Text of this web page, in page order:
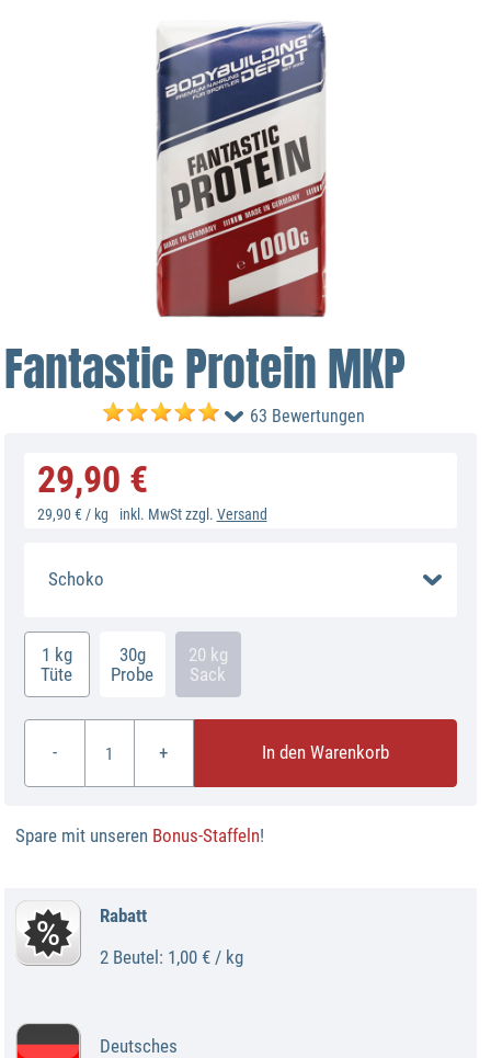
Fantastic Protein MKP
63 Bewertungen
29,90 €
29,90 € / kg inkl. MwSt zzgl. Versand
Schoko
1 kg
Tüte
30g
Probe
20 kg
Sack
- + In den Warenkorb
Spare mit unseren Bonus-Staffeln!
Rabatt
2 Beutel: 1,00 € / kg
Deutsches